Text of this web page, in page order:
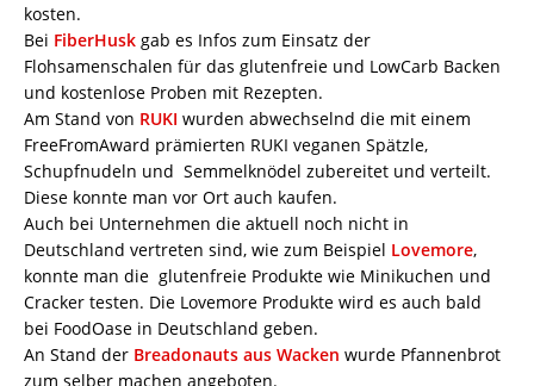
kosten.
Bei FiberHusk gab es Infos zum Einsatz der
Flohsamenschalen für das glutenfreie und LowCarb Backen
und kostenlose Proben mit Rezepten.
Am Stand von RUKI wurden abwechselnd die mit einem
FreeFromAward prämierten RUKI veganen Spätzle,
Schupfnudeln und Semmelknödel zubereitet und verteilt.
Diese konnte man vor Ort auch kaufen.
Auch bei Unternehmen die aktuell noch nicht in
Deutschland vertreten sind, wie zum Beispiel Lovemore,
konnte man die glutenfreie Produkte wie Minikuchen und
Cracker testen. Die Lovemore Produkte wird es auch bald
bei FoodOase in Deutschland geben.
An Stand der Breadonauts aus Wacken wurde Pfannenbrot
zum selber machen angeboten.